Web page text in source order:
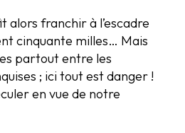
alors franchir à l’escadre
cinquante milles… Mais
partout entre les
; ici tout est danger !
en vue de notre